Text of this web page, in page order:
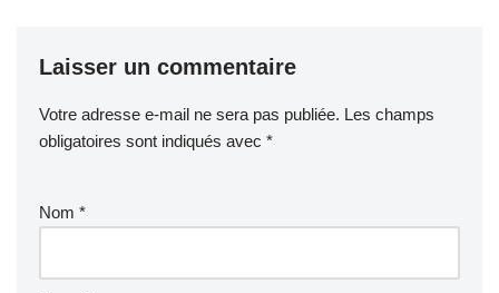
Laisser un commentaire
Votre adresse e-mail ne sera pas publiée. Les champs
obligatoires sont indiqués avec *
Nom *